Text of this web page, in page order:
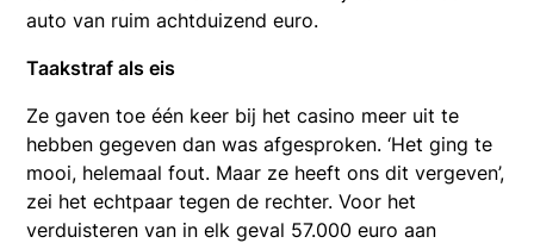
auto van ruim achtduizend euro.
Taakstraf als eis
Ze gaven toe één keer bij het casino meer uit te
hebben gegeven dan was afgesproken. ‘Het ging te
mooi, helemaal fout. Maar ze heeft ons dit vergeven’,
zei het echtpaar tegen de rechter. Voor het
verduisteren van in elk geval 57.000 euro aan